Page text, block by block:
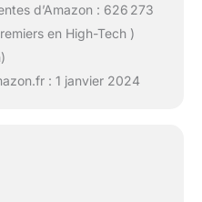
d’Amazon : 626 273
en High-Tech )
: 1 janvier 2024